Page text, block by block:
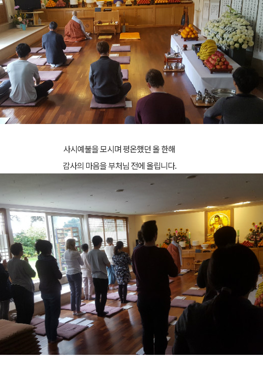
사시예불을 모시며 평온했던 올 한해
감사의 마음을 부처님 전에 올립니다.